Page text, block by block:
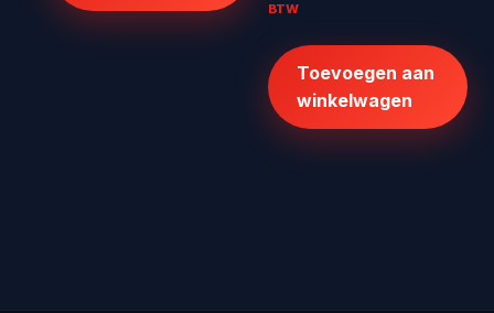
€349,95.
BTW
Toevoegen aan
winkelwagen